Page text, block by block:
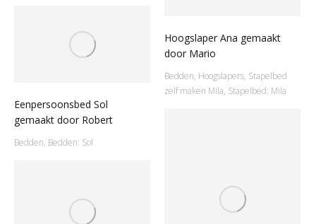
Hoogslaper Ana gemaakt
door Mario
Bedden, Hoogslapers, Stapelbed
zelf maken Mila, Stapelbed: Mila
Eenpersoonsbed Sol
gemaakt door Robert
Bedden, Bedden: Sol